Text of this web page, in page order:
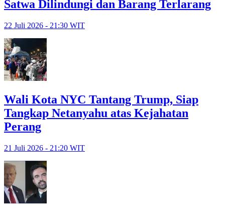
Satwa Dilindungi dan Barang Terlarang
22 Juli 2026 - 21:30 WIT
Wali Kota NYC Tantang Trump, Siap
Tangkap Netanyahu atas Kejahatan
Perang
21 Juli 2026 - 21:20 WIT